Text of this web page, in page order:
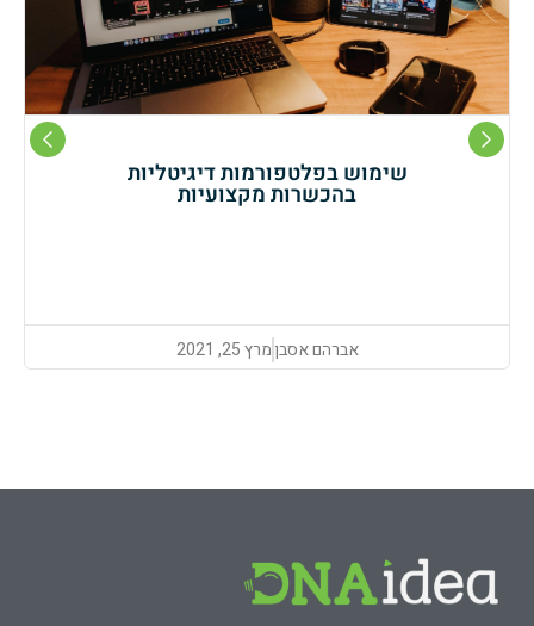
שימוש בפלטפורמות דיגיטליות
בהכשרות מקצועיות
אברהם אסבןמרץ 25, 2021